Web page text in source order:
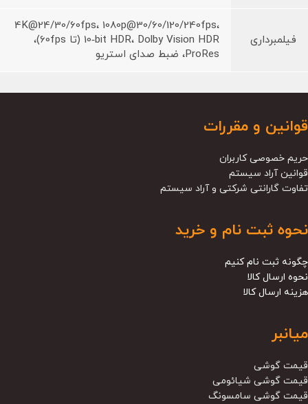
فیلمبرداری
4K@24/30/60fps، 1080p@30/60/120/240fps،
10‑bit HDR، Dolby Vision HDR (تا 60fps)،
ProRes، ضبط صدای استریو
قوانین و مقررات
حریم خصوصی کاربران
قوانین آراد سیستم
تفاوت گارانتی شرکتی و آراد سیستم
نحوه ثبت نام و خرید
چگونه ثبت نام کنیم
نحوه ارسال کالا
هزینه ارسال کالا
میانبر
قیمت گوشی
قیمت گوشی شیائومی
قیمت گوشی سامسونگ